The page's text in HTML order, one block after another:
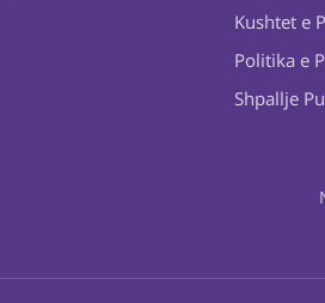
Kushtet e
Politika e
Shpallje